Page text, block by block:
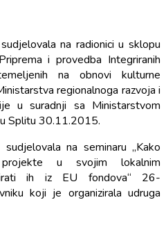
na radionici u sklopu
i provedba Integriranih
na obnovi kulturne
regionalnoga razvoja i
u suradnji sa Ministarstvom
Splitu 30.11.2015.
na seminaru „Kako
u svojim lokalnim
ih iz EU fondova“ 26-
koji je organizirala udruga